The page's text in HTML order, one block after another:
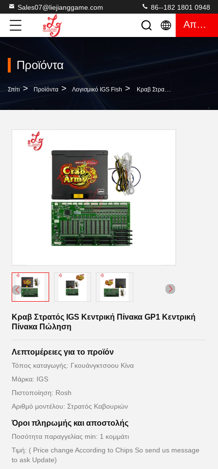
Sales07@liejianggame.com 86--182 1801 0948
Απόσπασμα
Προϊόντα
Σπίτι > Προϊόντα > Λογισμικό IGS Fish > Κραβ Στρατός IGS Κεντρική Πίνακα GP1 Κεντρική Πίνακα Πώληση
Κραβ Στρατός IGS Κεντρική Πίνακα GP1 Κεντρική
Πίνακα Πώληση
Λεπτομέρειες για το προϊόν
Τόπος καταγωγής: Γκουάνγκτσοου Κίνα
Μάρκα: IGS
Πιστοποίηση: Rosh
Αριθμό μοντέλου: Στρατός Καβουριών
Όροι πληρωμής και αποστολής
Ποσότητα παραγγελίας min: 1 κομμάτι
Τιμή: ( Price change According to Chips So send us message
to ask Update)